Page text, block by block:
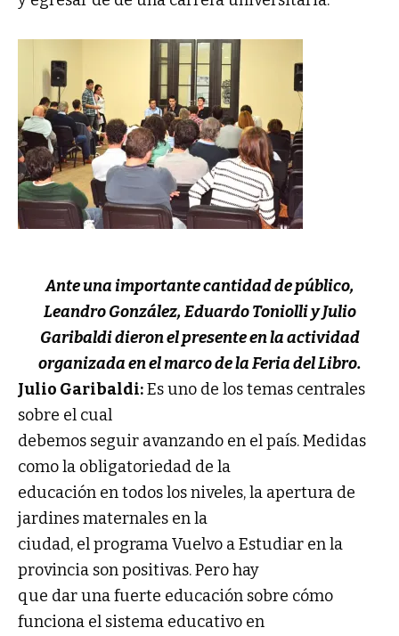
Ante una importante cantidad de público,
Leandro González, Eduardo Toniolli y Julio
Garibaldi dieron el presente en la actividad
organizada en el marco de la Feria del Libro.
Julio Garibaldi:Es uno de los temas centrales
sobre el cual
debemos seguir avanzando en el país. Medidas
como la obligatoriedad de la
educación en todos los niveles, la apertura de
jardines maternales en la
ciudad, el programa Vuelvo a Estudiar en la
provincia son positivas. Pero hay
que dar una fuerte educación sobre cómo
funciona el sistema educativo en